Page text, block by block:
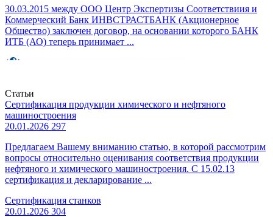
30.03.2015 между ООО Центр Экспертизы Соответствиия и
Коммерческий Банк ИНВСТРАСТБАНК (Акционерное
Общество) заключен договор, на основании которого БАНК
ИТБ (АО) теперь принимает ...
Статьи
Сертификация продукции химического и нефтяного
машиностроения
20.01.2026 297
Предлагаем Вашему вниманию статью, в которой рассмотрим
вопросы относительно оценивания соответствия продукции
нефтяного и химического машиностроения. С 15.02.13
сертификация и декларирование ...
Сертификация станков
20.01.2026 304